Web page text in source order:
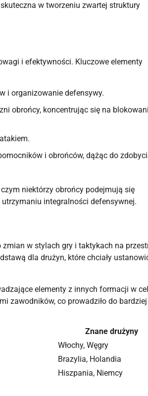
w tworzeniu zwartej struktury
i efektywności. Kluczowe elementy
i organizowanie defensywy.
obrońcy, koncentrując się na
i obrońców, dążąc do
niektórzy obrońcy podejmują się
integralności defensywnej.
w stylach gry i taktykach na
dla drużyn, które chciały
elementy z innych formacji w
zawodników, co prowadziło do bardziej
Znane drużyny
Włochy, Węgry
Brazylia, Holandia
Hiszpania, Niemcy